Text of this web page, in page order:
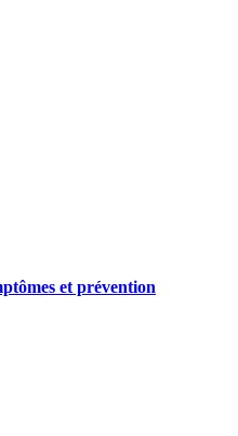
et prévention